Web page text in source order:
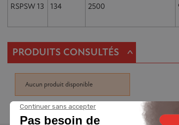
RSPSW 13 134 2500
PRODUITS CONSULTÉS ^
Aucun produit disponible